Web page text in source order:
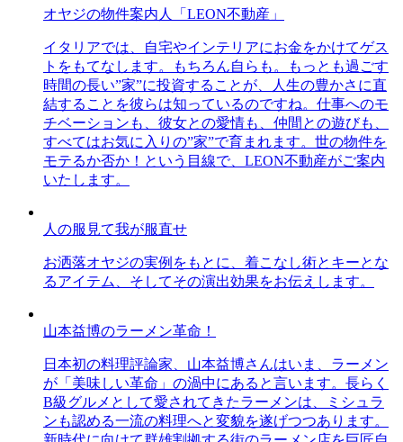
オヤジの物件案内人「LEON不動産」
イタリアでは、自宅やインテリアにお金をかけてゲス
トをもてなします。もちろん自らも。もっとも過ごす
時間の長い”家”に投資することが、人生の豊かさに直
結することを彼らは知っているのですね。仕事へのモ
チベーションも、彼女との愛情も、仲間との遊びも、
すべてはお気に入りの”家”で育まれます。世の物件を
モテるか否か！という目線で、LEON不動産がご案内
いたします。
人の服見て我が服直せ
お洒落オヤジの実例をもとに、着こなし術とキーとな
るアイテム、そしてその演出効果をお伝えします。
山本益博のラーメン革命！
日本初の料理評論家、山本益博さんはいま、ラーメン
が「美味しい革命」の渦中にあると言います。長らく
B級グルメとして愛されてきたラーメンは、ミシュラ
ンも認める一流の料理へと変貌を遂げつつあります。